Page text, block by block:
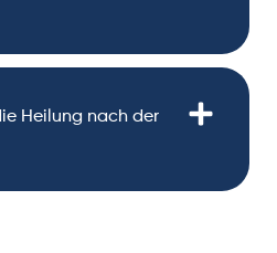
Heilung nach der